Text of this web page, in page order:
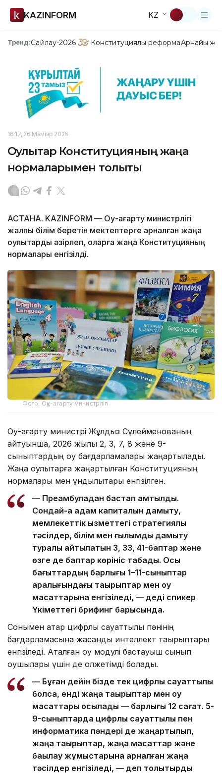
KAZINFORM KZ
Тренд:Сайлау-2026 Конституциялық реформаАрнайы
16:17, 26 Мамыр 2026
Оқулықтар Конституцияның жаңа
нормаларымен толықты
АСТАНА. KAZINFORM — Оқу-ағарту министрлігі
жалпы білім беретін мектептерге арналған жаңа
оқулықтарды әзірлеп, оларға жаңа Конституцияның
нормалары енгізілді.
Фото: Оқу-ағарту министрлігі
Оқу-ағарту министрі Жұлдыз Сүлейменованың
айтуынша, 2026 жылы 2, 3, 7, 8 және 9-
сыныптардың оқу бағдарламалары жаңартылады.
Жаңа оқулықтарға жаңартылған Конституцияның
нормалары мен құндылықтары енгізілген.
— Преамбуладан бастап қамтылды.
Сондай-ақ адам капиталын дамыту,
мемлекеттік қызметтегі стратегиялық
тәсілдер, білім мен ғылымды дамыту
туралы айтылатын 3, 33, 41-баптар және
өзге де баптар көрініс табады. Осы
бағыттардың барлығы 1–11-сыныптар
аралығындағы тақырыптар мен оқу
мақсаттарына енгізіледі, — деді спикер
Үкіметтегі брифинг барысында.
Сонымен қатар цифрлық сауаттылық пәнінің
бағдарламасына жасанды интеллект тақырыптары
енгізіледі. Аталған оқу модулі бастауыш сынып
оқушылары үшін де қолжетімді болады.
— Бұған дейін бізде тек цифрлық сауаттылық
болса, енді жаңа тақырыптар мен оқу
мақсаттары қосылады — барлығы 12 сағат. 5-
9-сыныптарда цифрлық сауаттылық пен
информатика пәндері де жаңартылып,
жаңа тақырыптар, жаңа мақсаттар және
бақылау жұмыстарына арналған жаңа
тәсілдер енгізіледі, — деп толықтырды